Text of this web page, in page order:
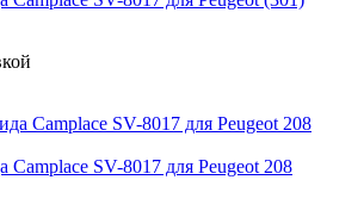
Camplace SV-8017 для Peugeot 208